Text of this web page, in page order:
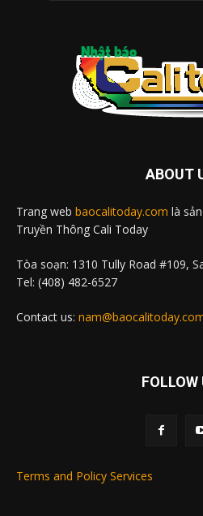
ABOUT
Trang web baocalitoday.com là
Truyền Thông Cali Today
Tòa soạn: 1310 Tully Road #109,
Tel: (408) 482-6527
Contact us:
FOLLOW
Terms and Policy Services